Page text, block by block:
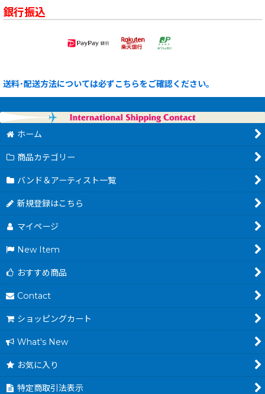
銀行振込
送料･配送方法については必ずこちらをご確認ください。
ホーム
商品カテゴリー
バンド＆アーティスト一覧
新規登録はこちら
マイページ
New Item
おすすめ商品
Contact
ショッピングカート
What's New
お気に入り
特定商取引法表示